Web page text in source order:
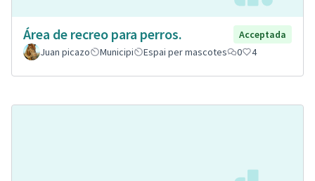
Área de recreo para perros.
Acceptada
Juan picazo
Municipi Espai per mascotes 0 4